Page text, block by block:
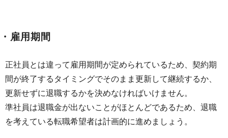
・雇用期間
正社員とは違って雇用期間が定められているため、契約期
間が終了するタイミングでそのまま更新して継続するか、
更新せずに退職するかを決めなければいけません。
準社員は退職金が出ないことがほとんどであるため、退職
を考えている転職希望者は計画的に進めましょう。